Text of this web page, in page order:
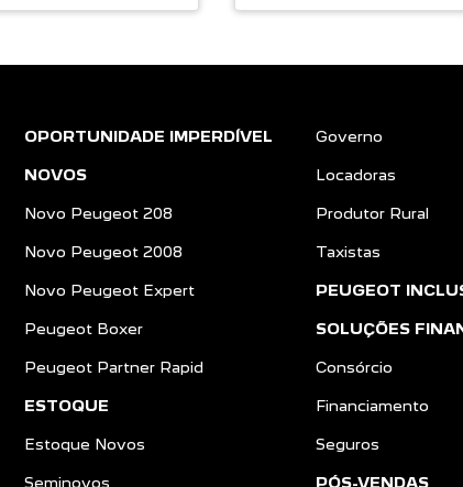
OPORTUNIDADE IMPERDÍVEL
NOVOS
Novo Peugeot 208
Novo Peugeot 2008
Novo Peugeot Expert
Peugeot Boxer
Peugeot Partner Rapid
ESTOQUE
Estoque Novos
Seminovos
Governo
Locadoras
Produtor Rural
Taxistas
PEUGEOT
SOLUÇÕES
Consórcio
Financiamento
Seguros
PÓS-VENDAS